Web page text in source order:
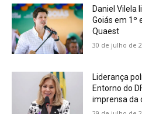
Daniel Vilela
Goiás em 1º
Quaest
30 de julho de
Liderança
Entorno do
imprensa da